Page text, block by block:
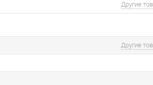
Другие
Другие